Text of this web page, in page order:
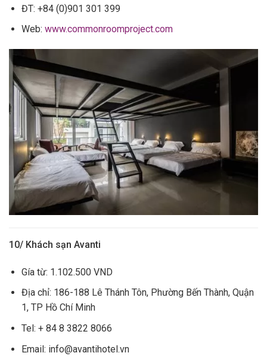
ĐT: +84 (0)901 301 399
Web: www.commonroomproject.com
10/ Khách sạn Avanti
Gía từ: 1.102.500 VND
Địa chỉ: 186-188 Lê Thánh Tôn, Phường Bến Thành, Quận
1, TP Hồ Chí Minh
Tel: + 84 8 3822 8066
Email: info@avantihotel.vn